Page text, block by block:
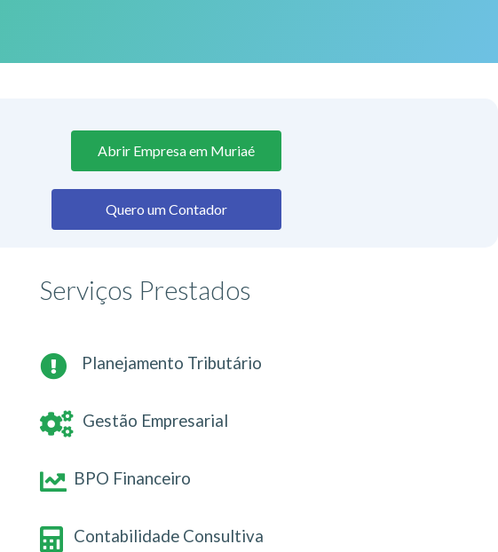
Abrir Empresa em Muriaé
Quero um Contador
Serviços Prestados
Planejamento Tributário
Gestão Empresarial
BPO Financeiro
Contabilidade Consultiva